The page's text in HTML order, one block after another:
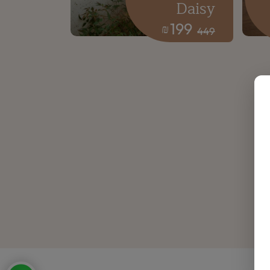
449
199
₪
Daisy